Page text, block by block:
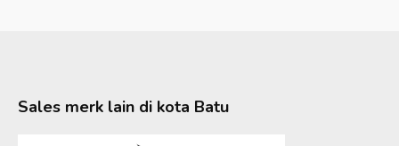
Sales merk lain di kota Batu